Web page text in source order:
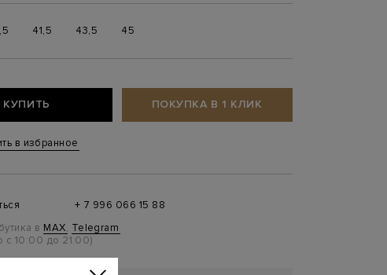
41,5 43,5 45
КУПИТЬ ПОКУПКА В 1 КЛИК
в избранное
+ 7 996 066 15 88
в MAX, Telegram
с 10:00 до 21:00)